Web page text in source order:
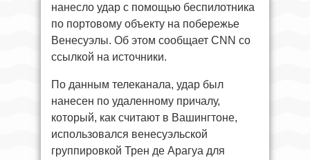
нанесло удар с помощью беспилотника
по портовому объекту на побережье
Венесуэлы. Об этом сообщает CNN со
ссылкой на источники.
По данным телеканала, удар был
нанесен по удаленному причалу,
который, как считают в Вашингтоне,
использовался венесуэльской
группировкой Трен де Арагуа для